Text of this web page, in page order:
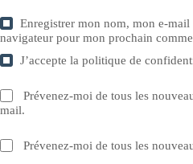
Enregistrer mon nom, mon e-mail
navigateur pour mon prochain
J’accepte lapolitique de
Prévenez-moi de tous les
mail.
Prévenez-moi de tous les